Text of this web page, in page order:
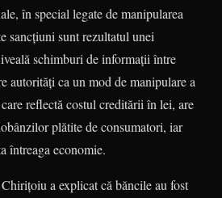
în special legate de manipularea
sancțiuni sunt rezultatul unei
schimburi de informații între
autorități ca un mod de manipulare a
reflectă costul creditării în lei, are
plătite de consumatori, iar
întreaga economie.
a explicat că băncile au fost